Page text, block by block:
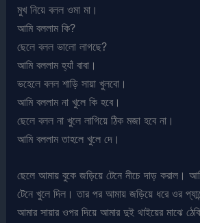
মুখ নিয়ে বলল ওমা মা।
আমি বললাম কি?
ছেলে বলল ভালো লাগছে?
আমি বললাম হ্যাঁ বাবা।
ভহেলে বলল শাড়ি সায়া খুলবো।
আমি বললাম না খুলে কি হবে।
ছেলে বলল না খুলে লাগিয়ে ঠিক মজা হবে না।
আমি বললাম তাহলে খুলে দে।
ছেলে আমায় বুকে জড়িয়ে টেনে নীচে দাড় করাল।
টেনে খুলে দিল। তার পর আমায় জড়িয়ে ধরে ওর
আমার সায়ার ওপর দিয়ে আমার দুই থাইয়ের মাঝে